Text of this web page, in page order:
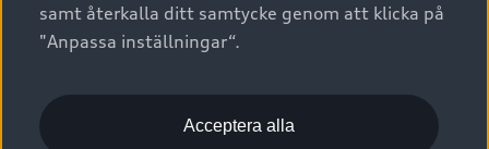
Audi Collection – livsstilsartiklar
Vanliga frågor
2G/3G nätet stängs ned - Hur påverkas min bil av detta?
myAudi
Pressmeddelanden
Nyhetsbrev
Vårt hållbarhetsarbete
Utgivare Juridiskt
Juridiskt Audi AG
Juridiskt Audi Digital Giveaway
Anpassa inställningar för cookies
Visselblåsarkanaler
samt återkalla ditt samtycke genom att klicka på
"Anpassa inställningar“.
Acceptera alla